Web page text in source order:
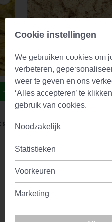
9,44
Slippery Elm / Rode Iep
Op voorraad
Omschrijving
Met een Bombilla kun je op
drinken. De Bombilla gebruik
Mate. Doordat de Bombilla
heeft, zuig je geen Yerba
Cookie instellingen
We gebruiken cookies om
verbeteren,
weer te geven en ons
‘Alles accepteren’ te
gebruik van cookies.
Noodzakelijk
Statistieken
Voorkeuren
Marketing